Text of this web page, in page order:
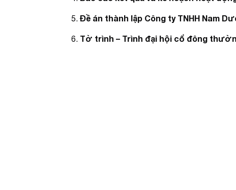
Đề án thành lập Công ty TNHH Nam
Tờ trình – Trình đại hội cổ đông